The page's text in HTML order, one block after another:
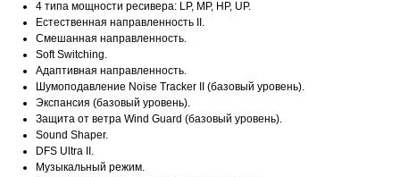
4 типа мощности ресивера: LP, MP, HP, UP.
Естественная направленность II.
Смешанная направленность.
Soft Switching.
Адаптивная направленность.
Шумоподавление Noise Tracker II (базовый уровень).
Экспансия (базовый уровень).
Защита от ветра Wind Guard (базовый уровень).
Sound Shaper.
DFS Ultra II.
Музыкальный режим.